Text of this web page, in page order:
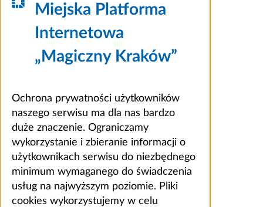
Miejska Platforma
Internetowa
„Magiczny Kraków”
Ochrona prywatności użytkowników
naszego serwisu ma dla nas bardzo
duże znaczenie. Ograniczamy
wykorzystanie i zbieranie informacji o
użytkownikach serwisu do niezbędnego
minimum wymaganego do świadczenia
usług na najwyższym poziomie. Pliki
cookies wykorzystujemy w celu